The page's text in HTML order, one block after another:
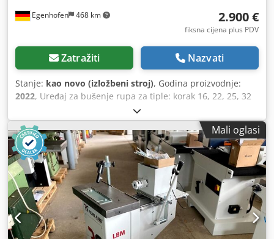
Egenhofen 468 km 2.900 €
fiksna cijena plus PDV
Zatražiti Nazvati
Stanje: kao novo (izložbeni stroj), Godina proizvodnje:
2022, Uređaj za bušenje rupa za tiple: korak 16, 22, 25, 32
Dubina bušenja: 150 mm Duljina izdužene rupe: 250 mm
Raspon podešavanja visine: 145 mm Snaga motora: 1,5kW
Brzina: 3000 o/min Credpfxsgzlq Es Aqtjf Usisni priključak:
100 mm Duljina stroja: 1280 mm Širina stroja: 960 mm
Težina: 160 kg
Mali oglasi